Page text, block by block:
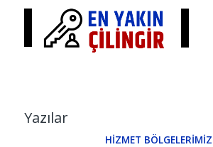
Yazılar
HIZMET BÖLGELERIMIZ